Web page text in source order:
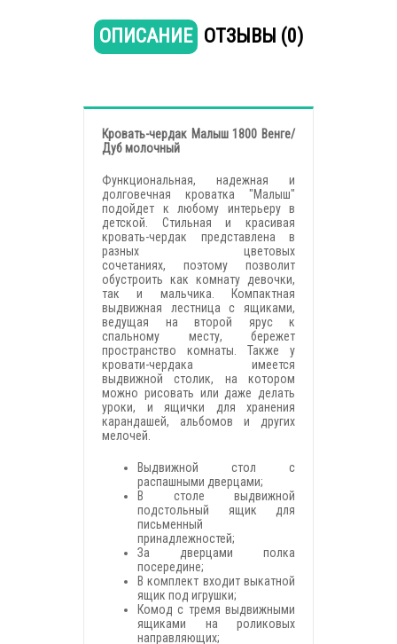
ОПИСАНИЕ ОТЗЫВЫ (0)
Кровать-чердак Малыш 1800 Венге/
Дуб молочный
Функциональная, надежная и
долговечная кроватка "Малыш"
подойдет к любому интерьеру в
детской. Стильная и красивая
кровать-чердак представлена в
разных цветовых
сочетаниях, поэтому позволит
обустроить как комнату девочки,
так и мальчика. Компактная
выдвижная лестница с ящиками,
ведущая на второй ярус к
спальному месту, бережет
пространство комнаты. Также у
кровати-чердака имеется
выдвижной столик, на котором
можно рисовать или даже делать
уроки, и ящички для хранения
карандашей, альбомов и других
мелочей.
Выдвижной стол с
распашными дверцами;
В столе выдвижной
подстольный ящик для
письменный
принадлежностей;
За дверцами полка
посередине;
В комплект входит выкатной
ящик под игрушки;
Комод с тремя выдвижными
ящиками на роликовых
направляющих;